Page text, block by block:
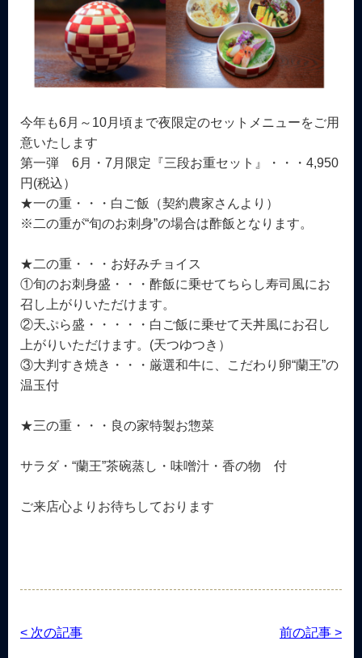
今年も6月～10月頃まで夜限定のセットメニューをご用
意いたします
第一弾 6月・7月限定『三段お重セット』・・・4,950
円(税込）
★一の重・・・白ご飯（契約農家さんより）
※二の重が“旬のお刺身”の場合は酢飯となります。
★二の重・・・お好みチョイス
①旬のお刺身盛・・・酢飯に乗せてちらし寿司風にお
召し上がりいただけます。
②天ぷら盛・・・・・白ご飯に乗せて天丼風にお召し
上がりいただけます。(天つゆつき）
③大判すき焼き・・・厳選和牛に、こだわり卵“蘭王”の
温玉付
★三の重・・・良の家特製お惣菜
サラダ・“蘭王”茶碗蒸し・味噌汁・香の物 付
ご来店心よりお待ちしております
< 次の記事 前の記事 >